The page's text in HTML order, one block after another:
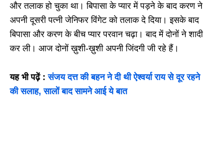
और तलाक हो चुका था। बिपासा के प्यार में पड़ने के बाद करण ने
अपनी दूसरी पत्नी जेनिफर विंगेट को तलाक दे दिया। इसके बाद
बिपासा और करण के बीच प्यार परवान चढ़ा। बाद में दोनों ने शादी
कर ली। आज दोनों ख़ुशी-ख़ुशी अपनी जिंदगी जी रहे हैं।
यह भी पढ़ें :संजय दत्त की बहन ने दी थी ऐश्वर्या राय से दूर रहने
की सलाह, सालों बाद सामने आई ये बात